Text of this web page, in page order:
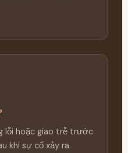
lỗi hoặc giao trễ trước
khi sự cố xảy ra.